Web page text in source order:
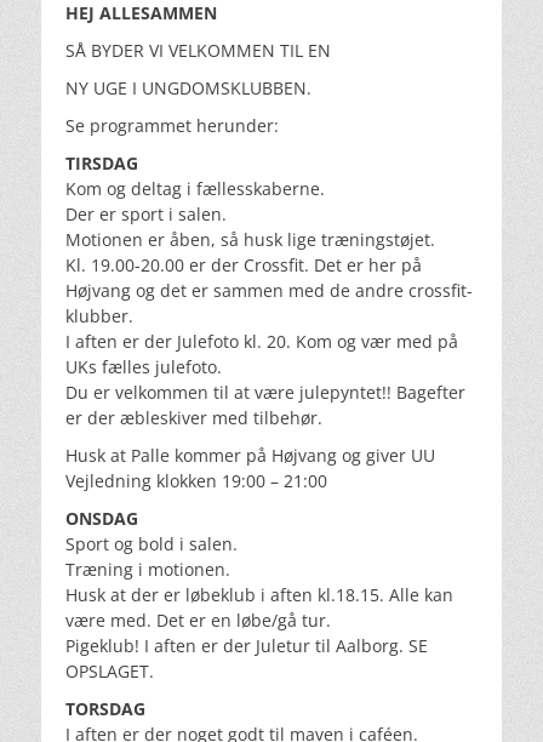
HEJ ALLESAMMEN
SÅ BYDER VI VELKOMMEN TIL EN
NY UGE I UNGDOMSKLUBBEN.
Se programmet herunder:
TIRSDAG
Kom og deltag i fællesskaberne.
Der er sport i salen.
Motionen er åben, så husk lige træningstøjet.
Kl. 19.00-20.00 er der Crossfit. Det er her på
Højvang og det er sammen med de andre crossfit-
klubber.
I aften er der Julefoto kl. 20. Kom og vær med på
UKs fælles julefoto.
Du er velkommen til at være julepyntet!! Bagefter
er der æbleskiver med tilbehør.
Husk at Palle kommer på Højvang og giver UU
Vejledning klokken 19:00 – 21:00
ONSDAG
Sport og bold i salen.
Træning i motionen.
Husk at der er løbeklub i aften kl.18.15. Alle kan
være med. Det er en løbe/gå tur.
Pigeklub! I aften er der Juletur til Aalborg. SE
OPSLAGET.
TORSDAG
I aften er der noget godt til maven i caféen.